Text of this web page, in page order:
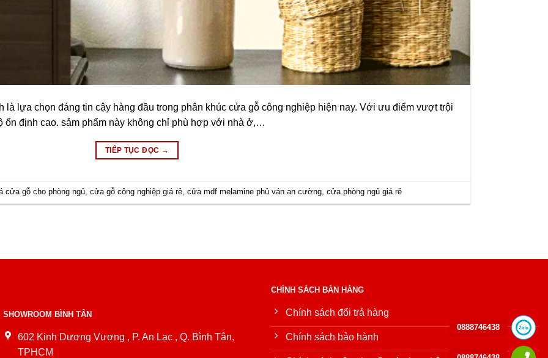
lựa chọn đáng tin cậy hàng đầu trong phân khúc cửa gỗ công nghiệp hiện nay. Với ưu điểm vượt trội
ổn định cao. sảm phẩm này không chỉ phù hợp với nhà ở,…
TIẾP TỤC ĐỌC →
cửa gỗ cho phòng ngủ ,cửa gỗ công nghiệp giá rẻ ,cửa mdf melamine phủ ván an cường ,cửa phòng ngủ giá rẻ
SHOWROOM BÌNH TÂN
602 Kinh Dương Vương , P. An Lạc , Q. Bình Tân,
TPHCM
CHÍNH SÁCH BÁN HÀNG
Chính sách đổi trả hàng
Chính sách bảo hành
0888746438